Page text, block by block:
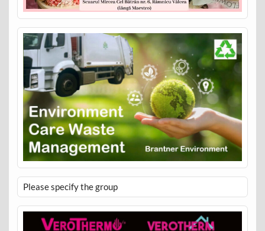
Please specify the group